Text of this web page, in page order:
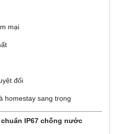
mại
đối
homestay sang trọng
IP67 chống nước